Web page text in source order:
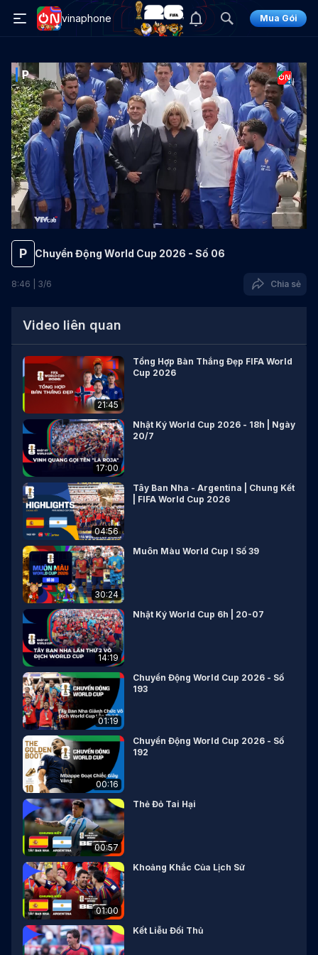
vinaphone Mua Gói
P
P Chuyển Động World Cup 2026 - Số 06
8:46 3/6 Chia sẻ
Video liên quan
21:45
Tổng Hợp Bàn Thắng Đẹp FIFA World
Cup 2026
17:00
Nhật Ký World Cup 2026 - 18h | Ngày
20/7
04:56
Tây Ban Nha - Argentina | Chung Kết
| FIFA World Cup 2026
30:24
Muôn Màu World Cup I Số 39
14:19
Nhật Ký World Cup 6h | 20-07
01:19
Chuyển Động World Cup 2026 - Số
193
00:16
Chuyển Động World Cup 2026 - Số
192
00:57
Thẻ Đỏ Tai Hại
01:00
Khoảng Khắc Của Lịch Sử
Kết Liễu Đối Thủ